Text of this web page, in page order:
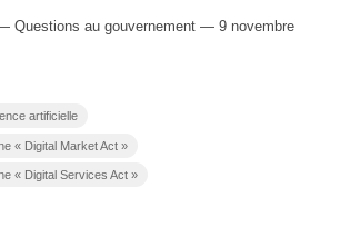
Questions au gouvernement — 9 novembre
artificielle
« Digital Market Act »
« Digital Services Act »